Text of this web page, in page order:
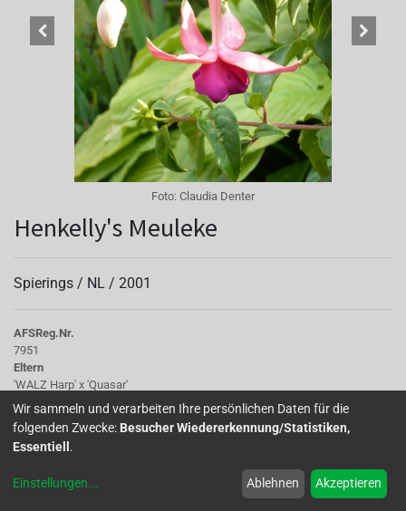
Foto: Claudia Denter
Henkelly's Meuleke
Spierings / NL / 2001
AFSReg.Nr.
7951
Eltern
'WALZ Harp' x 'Quasar'
Tubus
Tubus lang, dunkelrosarot
Sepalen
dunkelrosarot
dunkelviolettrot
Wir sammeln und verarbeiten Ihre persönlichen Daten für die
folgenden Zwecke: Besucher Wiedererkennung/Statistiken,
Essentiell .
Einstellungen... Ablehnen Akzeptieren